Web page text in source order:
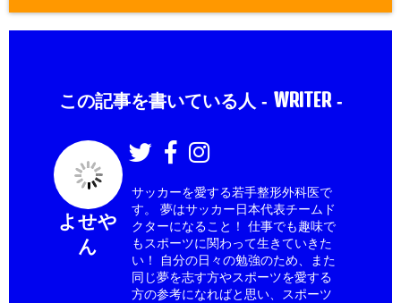
この記事を書いている人 - WRITER-
よせや
ん
サッカーを愛する若手整形外科医で
す。 夢はサッカー日本代表チームド
クターになること！ 仕事でも趣味で
もスポーツに関わって生きていきた
い！ 自分の日々の勉強のため、また
同じ夢を志す方やスポーツを愛する
方の参考になればと思い、スポーツ